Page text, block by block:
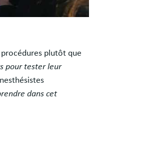
plutôt que
pour tester leur
dans cet